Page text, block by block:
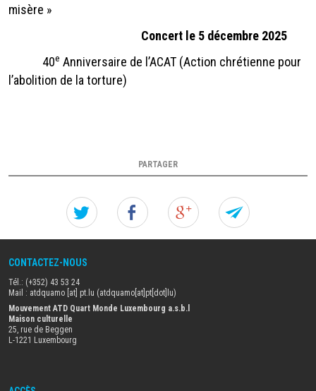
misère »
Concert le 5 décembre 2025
40e Anniversaire de l’ACAT (Action chrétienne pour
l’abolition de la torture)
PARTAGER
TwitterFacebookGoogle+
this
CONTACTEZ-NOUS
Tél.: (+352) 43 53 24
Mail : atdquamo [at] pt. lu (atdquamo[at]pt[dot]lu)
Mouvement ATD Quart Monde Luxembourg a.s.b.l
Maison culturelle
25, rue de Beggen
L-1221 Luxembourg